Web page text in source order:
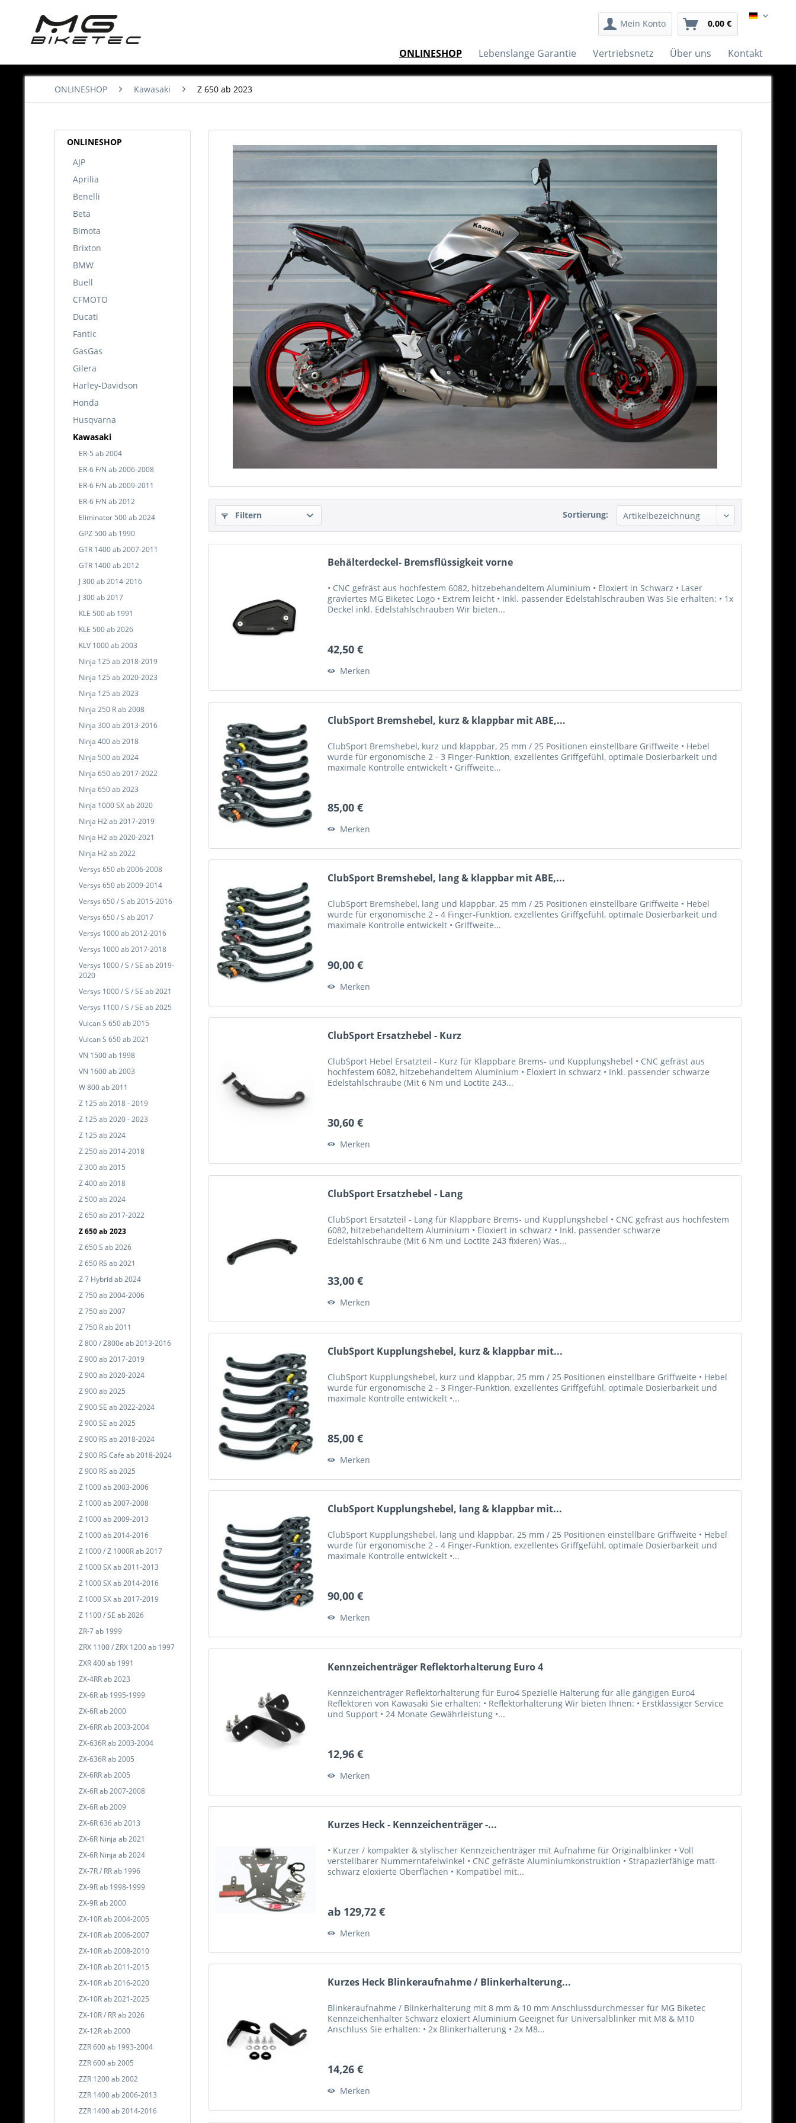
Mein Konto 0,00 € German
ONLINESHOP Lebenslange Garantie Vertriebsnetz Über uns Kontakt
ONLINESHOP Kawasaki Z 650 ab 2023
ONLINESHOP
AJP
Aprilia
Benelli
Beta
Bimota
Brixton
BMW
Buell
CFMOTO
Ducati
Fantic
GasGas
Gilera
Harley-Davidson
Honda
Husqvarna
Kawasaki
ER-5 ab 2004
ER-6 F/N ab 2006-2008
ER-6 F/N ab 2009-2011
ER-6 F/N ab 2012
Eliminator 500 ab 2024
GPZ 500 ab 1990
GTR 1400 ab 2007-2011
GTR 1400 ab 2012
J 300 ab 2014-2016
J 300 ab 2017
KLE 500 ab 1991
KLE 500 ab 2026
KLV 1000 ab 2003
Ninja 125 ab 2018-2019
Ninja 125 ab 2020-2023
Ninja 125 ab 2023
Ninja 250 R ab 2008
Ninja 300 ab 2013-2016
Ninja 400 ab 2018
Ninja 500 ab 2024
Ninja 650 ab 2017-2022
Ninja 650 ab 2023
Ninja 1000 SX ab 2020
Ninja H2 ab 2017-2019
Ninja H2 ab 2020-2021
Ninja H2 ab 2022
Versys 650 ab 2006-2008
Versys 650 ab 2009-2014
Versys 650 / S ab 2015-2016
Versys 650 / S ab 2017
Versys 1000 ab 2012-2016
Versys 1000 ab 2017-2018
Versys 1000 / S / SE ab 2019-
2020
Versys 1000 / S / SE ab 2021
Versys 1100 / S / SE ab 2025
Vulcan S 650 ab 2015
Vulcan S 650 ab 2021
VN 1500 ab 1998
VN 1600 ab 2003
W 800 ab 2011
Z 125 ab 2018 - 2019
Z 125 ab 2020 - 2023
Z 125 ab 2024
Z 250 ab 2014-2018
Z 300 ab 2015
Z 400 ab 2018
Z 500 ab 2024
Z 650 ab 2017-2022
Z 650 ab 2023
Z 650 S ab 2026
Z 650 RS ab 2021
Z 7 Hybrid ab 2024
Z 750 ab 2004-2006
Z 750 ab 2007
Z 750 R ab 2011
Z 800 / Z800e ab 2013-2016
Z 900 ab 2017-2019
Z 900 ab 2020-2024
Z 900 ab 2025
Z 900 SE ab 2022-2024
Z 900 SE ab 2025
Z 900 RS ab 2018-2024
Z 900 RS Cafe ab 2018-2024
Z 900 RS ab 2025
Z 1000 ab 2003-2006
Z 1000 ab 2007-2008
Z 1000 ab 2009-2013
Z 1000 ab 2014-2016
Z 1000 / Z 1000R ab 2017
Z 1000 SX ab 2011-2013
Z 1000 SX ab 2014-2016
Z 1000 SX ab 2017-2019
Z 1100 / SE ab 2026
ZR-7 ab 1999
ZRX 1100 / ZRX 1200 ab 1997
ZXR 400 ab 1991
ZX-4RR ab 2023
ZX-6R ab 1995-1999
ZX-6R ab 2000
ZX-6RR ab 2003-2004
ZX-636R ab 2003-2004
ZX-636R ab 2005
ZX-6RR ab 2005
ZX-6R ab 2007-2008
ZX-6R ab 2009
ZX-6R 636 ab 2013
ZX-6R Ninja ab 2021
ZX-6R Ninja ab 2024
ZX-7R / RR ab 1996
ZX-9R ab 1998-1999
ZX-9R ab 2000
ZX-10R ab 2004-2005
ZX-10R ab 2006-2007
ZX-10R ab 2008-2010
ZX-10R ab 2011-2015
ZX-10R ab 2016-2020
ZX-10R ab 2021-2025
ZX-10R / RR ab 2026
ZX-12R ab 2000
ZZR 600 ab 1993-2004
ZZR 600 ab 2005
ZZR 1200 ab 2002
ZZR 1400 ab 2006-2013
ZZR 1400 ab 2014-2016
Filtern Sortierung:
Behälterdeckel- Bremsflüssigkeit vorne
• CNC gefräst aus hochfestem 6082, hitzebehandeltem Aluminium • Eloxiert in Schwarz • Laser
graviertes MG Biketec Logo • Extrem leicht • Inkl. passender Edelstahlschrauben Was Sie erhalten: • 1x
Deckel inkl. Edelstahlschrauben Wir bieten...
42,50 €
Merken
ClubSport Bremshebel, kurz & klappbar mit ABE,...
ClubSport Bremshebel, kurz und klappbar, 25 mm / 25 Positionen einstellbare Griffweite • Hebel
wurde für ergonomische 2 - 3 Finger-Funktion, exzellentes Griffgefühl, optimale Dosierbarkeit und
maximale Kontrolle entwickelt • Griffweite...
85,00 €
Merken
ClubSport Bremshebel, lang & klappbar mit ABE,...
ClubSport Bremshebel, lang und klappbar, 25 mm / 25 Positionen einstellbare Griffweite • Hebel
wurde für ergonomische 2 - 4 Finger-Funktion, exzellentes Griffgefühl, optimale Dosierbarkeit und
maximale Kontrolle entwickelt • Griffweite...
90,00 €
Merken
ClubSport Ersatzhebel - Kurz
ClubSport Hebel Ersatzteil - Kurz für Klappbare Brems- und Kupplungshebel • CNC gefräst aus
hochfestem 6082, hitzebehandeltem Aluminium • Eloxiert in schwarz • Inkl. passender schwarze
Edelstahlschraube (Mit 6 Nm und Loctite 243...
30,60 €
Merken
ClubSport Ersatzhebel - Lang
ClubSport Ersatzteil - Lang für Klappbare Brems- und Kupplungshebel • CNC gefräst aus hochfestem
6082, hitzebehandeltem Aluminium • Eloxiert in schwarz • Inkl. passender schwarze
Edelstahlschraube (Mit 6 Nm und Loctite 243 fixieren) Was...
33,00 €
Merken
ClubSport Kupplungshebel, kurz & klappbar mit...
ClubSport Kupplungshebel, kurz und klappbar, 25 mm / 25 Positionen einstellbare Griffweite • Hebel
wurde für ergonomische 2 - 3 Finger-Funktion, exzellentes Griffgefühl, optimale Dosierbarkeit und
maximale Kontrolle entwickelt •...
85,00 €
Merken
ClubSport Kupplungshebel, lang & klappbar mit...
ClubSport Kupplungshebel, lang und klappbar, 25 mm / 25 Positionen einstellbare Griffweite • Hebel
wurde für ergonomische 2 - 4 Finger-Funktion, exzellentes Griffgefühl, optimale Dosierbarkeit und
maximale Kontrolle entwickelt •...
90,00 €
Merken
Kennzeichenträger Reflektorhalterung Euro 4
Kennzeichenträger Reflektorhalterung für Euro4 Spezielle Halterung für alle gängigen Euro4
Reflektoren von Kawasaki Sie erhalten: • Reflektorhalterung Wir bieten Ihnen: • Erstklassiger Service
und Support • 24 Monate Gewährleistung •...
12,96 €
Merken
Kurzes Heck - Kennzeichenträger -...
• Kurzer / kompakter & stylischer Kennzeichenträger mit Aufnahme für Originalblinker • Voll
verstellbarer Nummerntafelwinkel • CNC gefräste Aluminiumkonstruktion • Strapazierfähige matt-
schwarz eloxierte Oberflächen • Kompatibel mit...
ab 129,72 €
Merken
Kurzes Heck Blinkeraufnahme / Blinkerhalterung...
Blinkeraufnahme / Blinkerhalterung mit 8 mm & 10 mm Anschlussdurchmesser für MG Biketec
Kennzeichenhalter Schwarz eloxiert Aluminium Geeignet für Universalblinker mit M8 & M10
Anschluss Sie erhalten: • 2x Blinkerhalterung • 2x M8...
14,26 €
Merken